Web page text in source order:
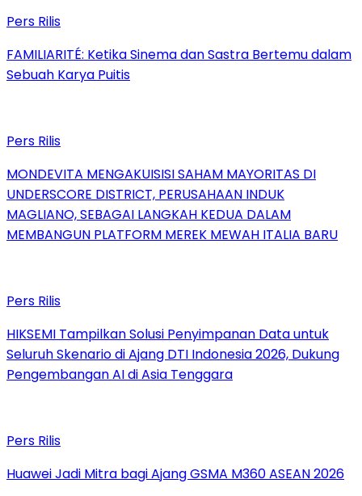
Pers Rilis
FAMILIARITÉ: Ketika Sinema dan Sastra Bertemu dalam
Sebuah Karya Puitis
Pers Rilis
MONDEVITA MENGAKUISISI SAHAM MAYORITAS DI
UNDERSCORE DISTRICT, PERUSAHAAN INDUK
MAGLIANO, SEBAGAI LANGKAH KEDUA DALAM
MEMBANGUN PLATFORM MEREK MEWAH ITALIA BARU
Pers Rilis
HIKSEMI Tampilkan Solusi Penyimpanan Data untuk
Seluruh Skenario di Ajang DTI Indonesia 2026, Dukung
Pengembangan AI di Asia Tenggara
Pers Rilis
Huawei Jadi Mitra bagi Ajang GSMA M360 ASEAN 2026